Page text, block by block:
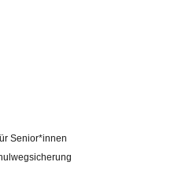
Senior*innen